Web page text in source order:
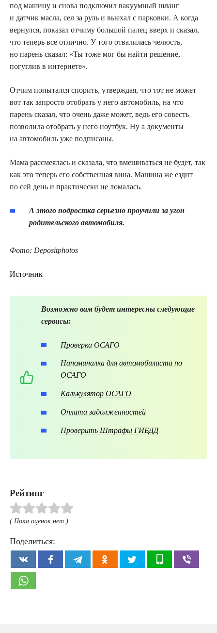
под машину и снова подключил вакуумный шланг
и датчик масла, сел за руль и выехал с парковки. А когда
вернулся, показал отчиму большой палец вверх и сказал,
что теперь все отлично. У того отвалилась челюсть,
но парень сказал: «Ты тоже мог бы найти решение,
погуглив в интернете».
Отчим попытался спорить, утверждая, что тот не может
вот так запросто отобрать у него автомобиль, на что
парень сказал, что очень даже может, ведь его совесть
позволила отобрать у него ноутбук. Ну а документы
на автомобиль уже подписаны.
Мама рассмеялась и сказала, что вмешиваться не будет, так
как это теперь его собственная вина. Машина же ездит
по сей день и практически не ломалась.
А этого подростка серьезно проучили за угон
родительского автомобиля.
Фото: Depositphotos
Источник
Возможно вам будет интересны следующие
сервисы:
Проверка ОСАГО
Напоминалка для автомобилиста по
ОСАГО
Калькулятор ОСАГО
Оплата задолженностей
Проверить Штрафы ГИБДД
Рейтинг
( Пока оценок нет )
Поделиться: